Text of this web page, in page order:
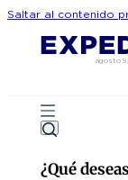
Saltar al contenido
agosto
¿Qué